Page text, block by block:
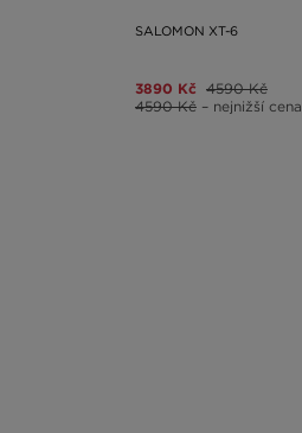
SALOMON XT-6
3890 Kč 4590 Kč
4590 Kč – nejnižší cena